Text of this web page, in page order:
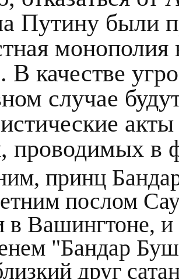
Путину были
В качестве
случае
проводимых в
принц
послом
в Вашингтоне, и
"Бандар
друг